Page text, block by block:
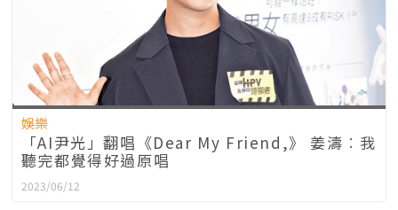
娛樂
「AI尹光」翻唱《Dear My Friend,》 姜濤︰我
聽完都覺得好過原唱
2023/06/12